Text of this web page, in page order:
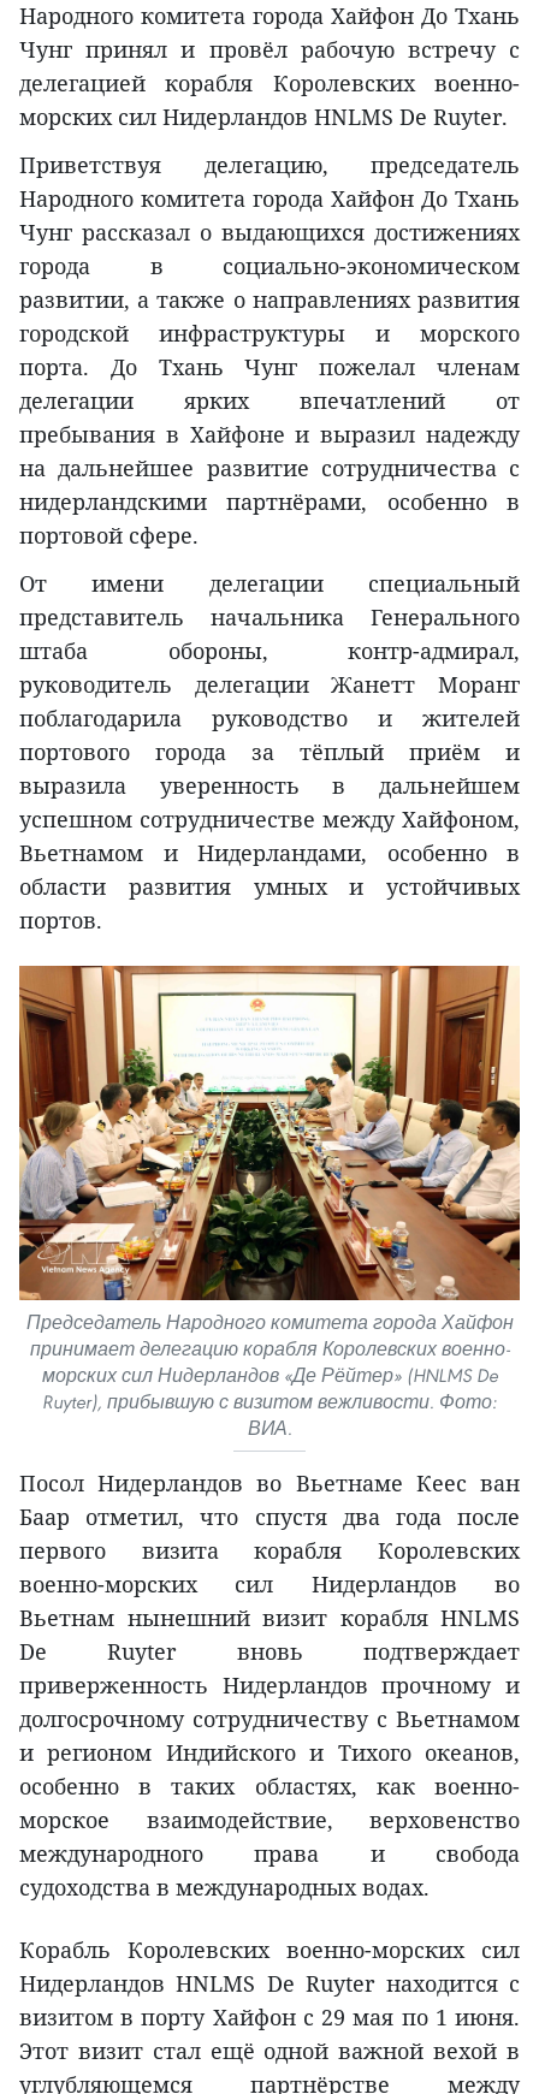
Народного комитета города Хайфон До Тхань
Чунг принял и провёл рабочую встречу с
делегацией корабля Королевских военно-
морских сил Нидерландов HNLMS De Ruyter.
Приветствуя делегацию, председатель
Народного комитета города Хайфон До Тхань
Чунг рассказал о выдающихся достижениях
города в социально-экономическом
развитии, а также о направлениях развития
городской инфраструктуры и морского
порта. До Тхань Чунг пожелал членам
делегации ярких впечатлений от
пребывания в Хайфоне и выразил надежду
на дальнейшее развитие сотрудничества с
нидерландскими партнёрами, особенно в
портовой сфере.
От имени делегации специальный
представитель начальника Генерального
штаба обороны, контр-адмирал,
руководитель делегации Жанетт Моранг
поблагодарила руководство и жителей
портового города за тёплый приём и
выразила уверенность в дальнейшем
успешном сотрудничестве между Хайфоном,
Вьетнамом и Нидерландами, особенно в
области развития умных и устойчивых
портов.
Председатель Народного комитета города Хайфон
принимает делегацию корабля Королевских военно-
морских сил Нидерландов «Де Рёйтер» (HNLMS De
Ruyter), прибывшую с визитом вежливости. Фото:
ВИА.
Посол Нидерландов во Вьетнаме Кеес ван
Баар отметил, что спустя два года после
первого визита корабля Королевских
военно-морских сил Нидерландов во
Вьетнам нынешний визит корабля HNLMS
De Ruyter вновь подтверждает
приверженность Нидерландов прочному и
долгосрочному сотрудничеству с Вьетнамом
и регионом Индийского и Тихого океанов,
особенно в таких областях, как военно-
морское взаимодействие, верховенство
международного права и свобода
судоходства в международных водах.
Корабль Королевских военно-морских сил
Нидерландов HNLMS De Ruyter находится с
визитом в порту Хайфон с 29 мая по 1 июня.
Этот визит стал ещё одной важной вехой в
углубляющемся партнёрстве между